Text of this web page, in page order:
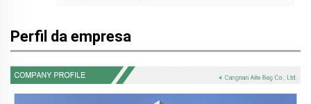
Perfil da empresa